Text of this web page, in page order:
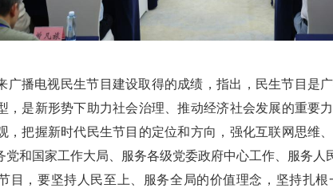
广播电视民生节目建设取得的成绩，指出，民生节目是
，是新形势下助力社会治理、推动经济社会发展的重要
，把握新时代民生节目的定位和方向，强化互联网思维
和国家工作大局、服务各级党委政府中心工作、服务人
目，要坚持人民至上、服务全局的价值理念，坚持扎